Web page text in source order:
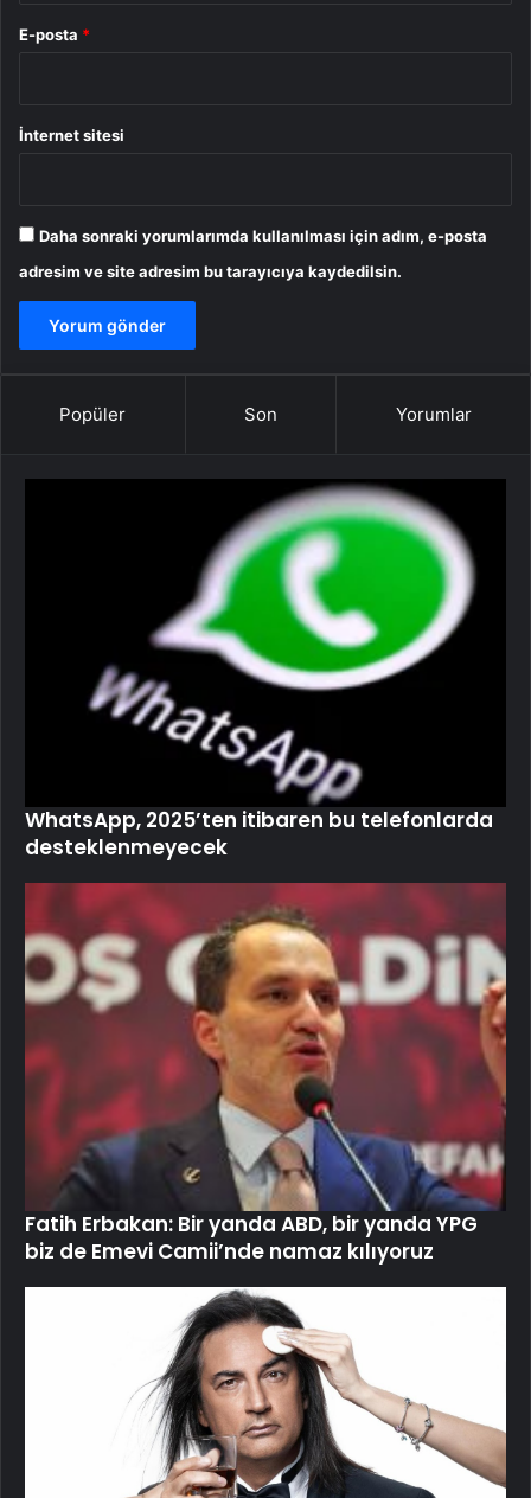
E-posta *
İnternet sitesi
Daha sonraki yorumlarımda kullanılması için adım, e-posta
adresim ve site adresim bu tarayıcıya kaydedilsin.
Popüler Son Yorumlar
WhatsApp, 2025’ten itibaren bu telefonlarda
desteklenmeyecek
Fatih Erbakan: Bir yanda ABD, bir yanda YPG
biz de Emevi Camii’nde namaz kılıyoruz